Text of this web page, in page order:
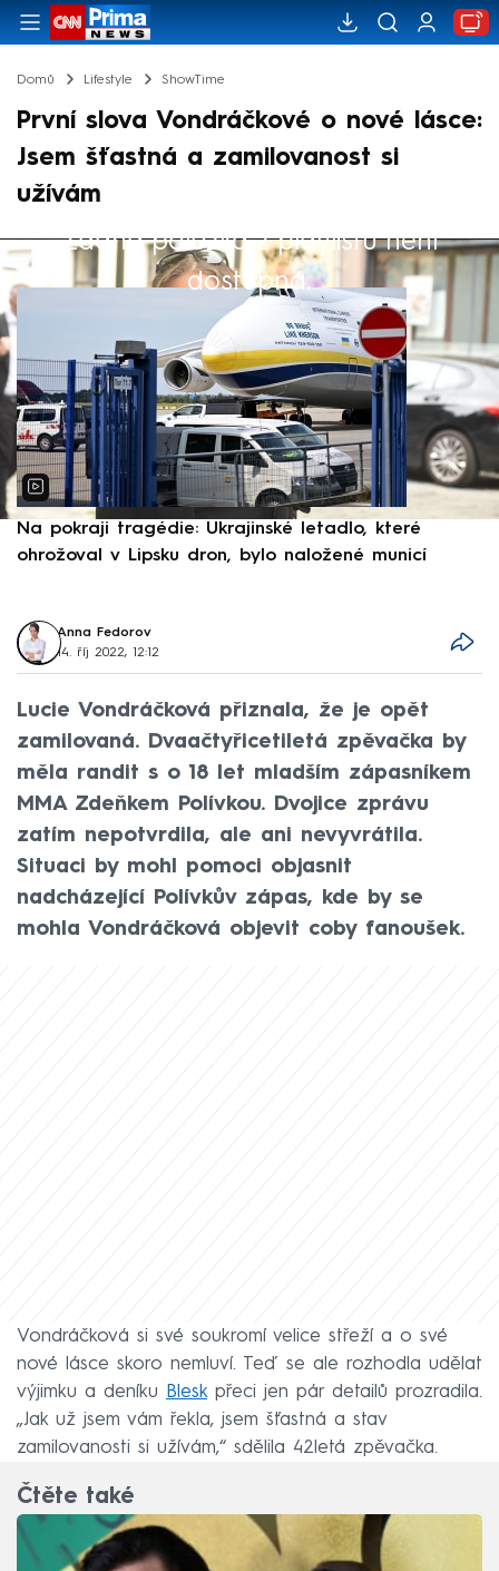
Domů Lifestyle ShowTime
První slova Vondráčkové o nové lásce:
Jsem šťastná a zamilovanost si
užívám
Žádná položka z playlistu není
dostupná.
Výběr redakce
Na pokraji tragédie: Ukrajinské letadlo, které
ohrožoval v Lipsku dron, bylo naložené municí
Anna Fedorov
14. říj 2022, 12:12
Lucie Vondráčková přiznala, že je opět
zamilovaná. Dvaačtyřicetiletá zpěvačka by
měla randit s o 18 let mladším zápasníkem
MMA Zdeňkem Polívkou. Dvojice zprávu
zatím nepotvrdila, ale ani nevyvrátila.
Situaci by mohl pomoci objasnit
nadcházející Polívkův zápas, kde by se
mohla Vondráčková objevit coby fanoušek.
Vondráčková si své soukromí velice střeží a o své
nové lásce skoro nemluví. Teď se ale rozhodla udělat
výjimku a deníku
Bleskpřeci jen pár detailů prozradila.
„Jak už jsem vám řekla, jsem šťastná a stav
zamilovanosti si užívám,“ sdělila 42letá zpěvačka.
Čtěte také